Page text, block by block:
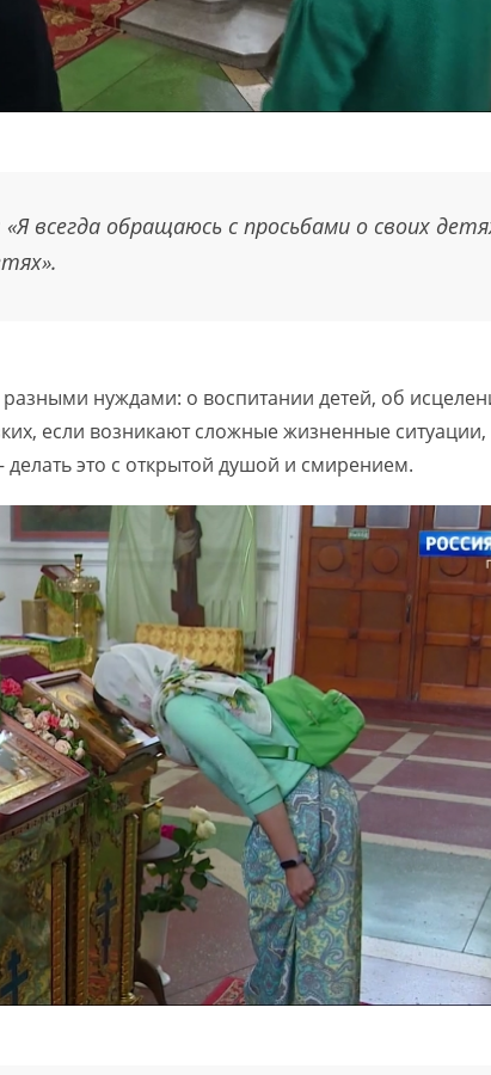
всегда обращаюсь с просьбами о своих
нуждами: о воспитании детей, об
если возникают сложные жизненные ситуации,
это с открытой душой и смирением.